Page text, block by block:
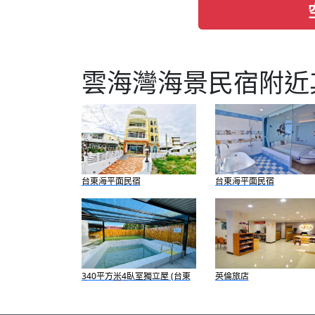
雲海灣海景民宿附
台東海平面民宿 台東海平面民宿
340平方米4臥室獨立屋 (台東
市) - 有2間私人浴室
英倫旅店